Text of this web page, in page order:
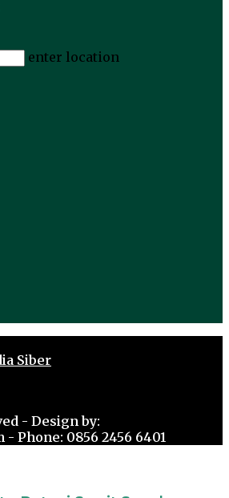
enter location
Siber
- Design by:
- Phone: 0856 2456 6401